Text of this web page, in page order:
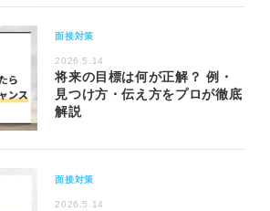
面接対策
2026.5.14
将来の目標は何が正解？ 例・
見つけ方・伝え方をプロが徹底
解説
面接対策
2026.5.14